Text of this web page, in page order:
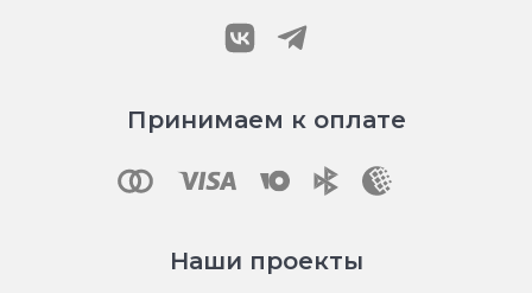
Принимаем к оплате
Наши проекты